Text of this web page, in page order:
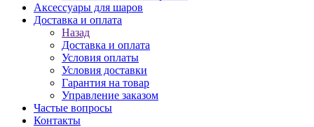
Аксессуары для шаров
Доставка и оплата
Назад
Доставка и оплата
Условия оплаты
Условия доставки
Гарантия на товар
Управление заказом
Частые вопросы
Контакты